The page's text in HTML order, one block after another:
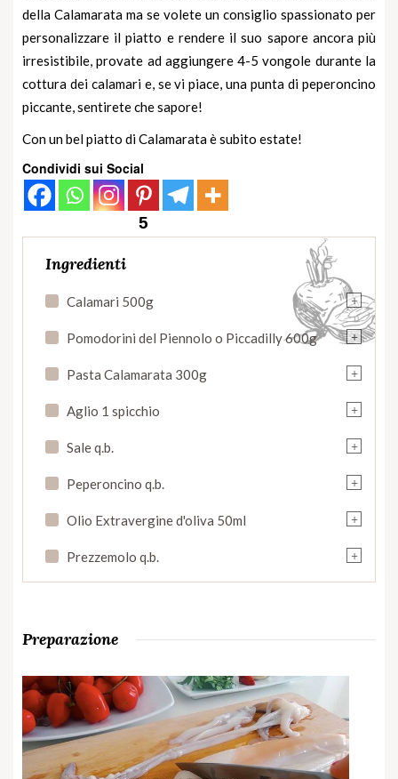
della Calamarata ma se volete un consiglio spassionato per
personalizzare il piatto e rendere il suo sapore ancora più
irresistibile, provate ad aggiungere 4-5vongole durante la
cottura dei calamari e, se vi piace, una punta di peperoncino
piccante, sentirete che sapore!
Con un bel piatto di Calamarata è subito estate!
Condividi sui Social
5
Ingredienti
+
Calamari 500g
+
Pomodorini del Piennolo o Piccadilly 600g
+
Pasta Calamarata 300g
+
Aglio 1 spicchio
+
Sale q.b.
+
Peperoncino q.b.
+
Olio Extravergine d'oliva 50ml
+
Prezzemolo q.b.
Preparazione